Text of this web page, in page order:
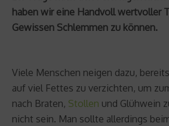
haben wir eine Handvoll wertvoller
Gewissen Schlemmen zu können.
Viele Menschen neigen dazu,
auf viel Fettes zu verzichten, um
nach Braten, Stollen und Glühwein
nicht sein. Man sollte allerdings